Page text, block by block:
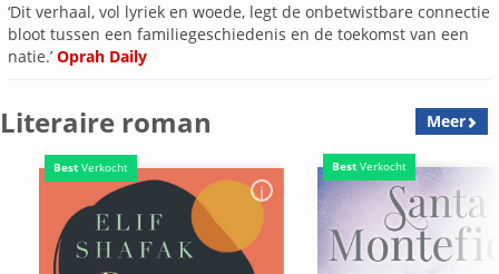
‘Dit verhaal, vol lyriek en woede, legt de onbetwistbare connectie
bloot tussen een familiegeschiedenis en de toekomst van een
natie.’ Oprah Daily
Literaire roman Meer
Best Verkocht Best Verkocht